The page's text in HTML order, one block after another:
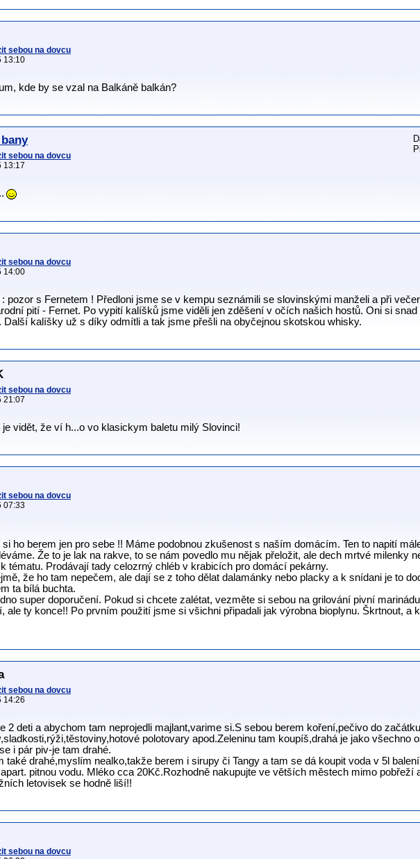
sebou na dovcu
13:10
kde by se vzal na Balkáně balkán?
sebou na dovcu
13:17
sebou na dovcu
14:00
pozor s Fernetem ! Předloni jsme se v kempu seznámili se slovinskými manželi a při
pití - Fernet. Po vypití kalíšků jsme viděli jen zděšení v očích našich hostů. Oni si
Další kalíšky už s díky odmítli a tak jsme přešli na obyčejnou skotskou whisky.
sebou na dovcu
21:07
je vidět, že ví h...o vo klasickym baletu milý Slovinci!
sebou na dovcu
07:33
ho berem jen pro sebe !! Máme podobnou zkušenost s naším domácím. Ten to napití
Že to je lak na rakve, to se nám povedlo mu nějak přeložit, ale dech mrtvé milenky
tématu. Prodávají tady celozrný chléb v krabicích pro domácí pekárny.
že ho tam nepečem, ale dají se z toho dělat dalamánky nebo placky a k snídani je to
ta bílá buchta.
super doporučení. Pokud si chcete zalétat, vezměte si sebou na grilování pivní
ale ty konce!! Po prvním použití jsme si všichni připadali jak výrobna bioplynu. Škrtnout, a
sebou na dovcu
14:26
2 deti a abychom tam neprojedli majlant,varime si.S sebou berem koření,pečivo do
polotovary apod.Zeleninu tam koupíš,drahá je jako všechno
i pár piv-je tam drahé.
také drahé,myslím nealko,takže berem i sirupy či Tangy a tam se dá koupit voda v 5l
pitnou vodu. Mléko cca 20Kč.Rozhodně nakupujte ve větších městech mimo
letovisek se hodně liší!!
sebou na dovcu